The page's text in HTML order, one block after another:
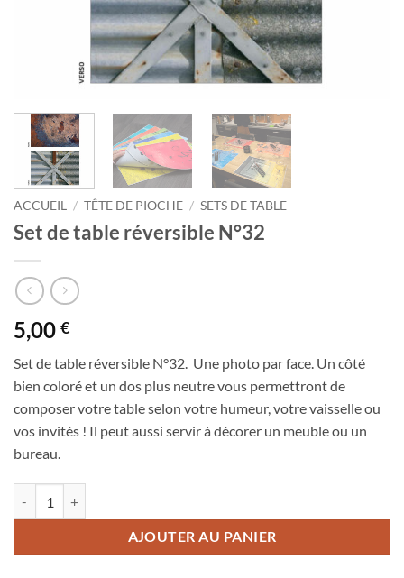
ACCUEIL / TÊTE DE PIOCHE / SETS DE TABLE
Set de table réversible N°32
5,00 €
Set de table réversible N°32. Une photo par face. Un côté
bien coloré et un dos plus neutre vous permettront de
composer votre table selon votre humeur, votre vaisselle ou
vos invités ! Il peut aussi servir à décorer un meuble ou un
bureau.
AJOUTER AU PANIER